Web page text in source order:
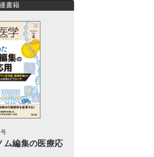
書籍
ム編集の医療応